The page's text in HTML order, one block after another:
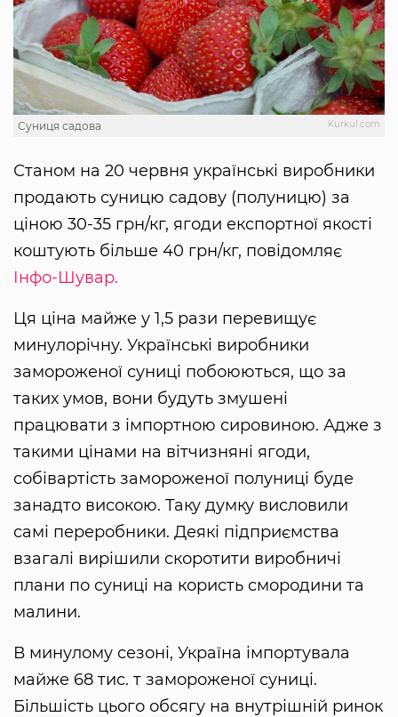
Kurkul.com
Суниця садова
Станом на 20 червня українські виробники
продають суницю садову (полуницю) за
ціною 30-35 грн/кг, ягоди експортної якості
коштують більше 40 грн/кг, повідомляє
Інфо-Шувар.
Ця ціна майже у 1,5 рази перевищує
минулорічну. Українські виробники
замороженої суниці побоюються, що за
таких умов, вони будуть змушені
працювати з імпортною сировиною. Адже з
такими цінами на вітчизняні ягоди,
собівартість замороженої полуниці буде
занадто високою. Таку думку висловили
самі переробники. Деякі підприємства
взагалі вирішили скоротити виробничі
плани по суниці на користь смородини та
малини.
В минулому сезоні, Україна імпортувала
майже 68 тис. т замороженої суниці.
Більшість цього обсягу на внутрішній ринок